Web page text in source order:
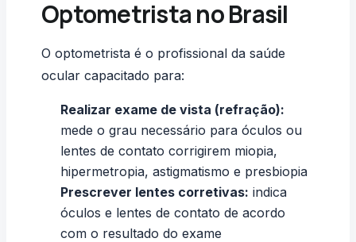
Optometrista no Brasil
O optometrista é o profissional da saúde
ocular capacitado para:
Realizar exame de vista (refração):
mede o grau necessário para óculos ou
lentes de contato corrigirem miopia,
hipermetropia, astigmatismo e presbiopia
Prescrever lentes corretivas: indica
óculos e lentes de contato de acordo
com o resultado do exame